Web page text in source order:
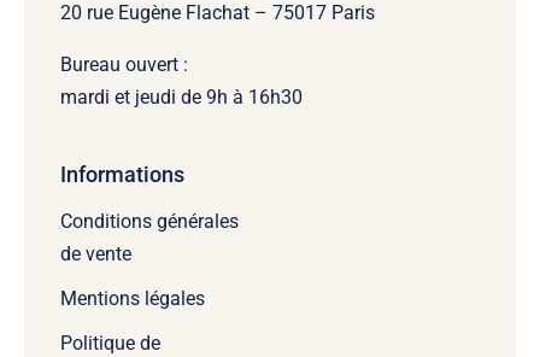
20 rue Eugène Flachat – 75017 Paris
Bureau ouvert :
mardi et jeudi de 9h à 16h30
Informations
Conditions générales
de vente
Mentions légales
Politique de